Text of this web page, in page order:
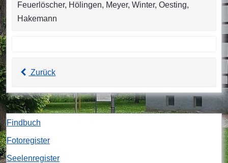
Feuerlöscher, Hölingen, Meyer, Winter, Oesting,
Hakemann
Zurück
Findbuch
Fotoregister
Seelenregister